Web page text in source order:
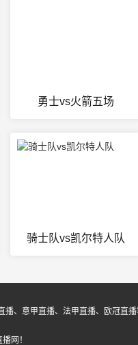
勇士vs火箭五场
骑士队vs凯尔特人队
、意甲直播、法甲直播、欧冠直
网！